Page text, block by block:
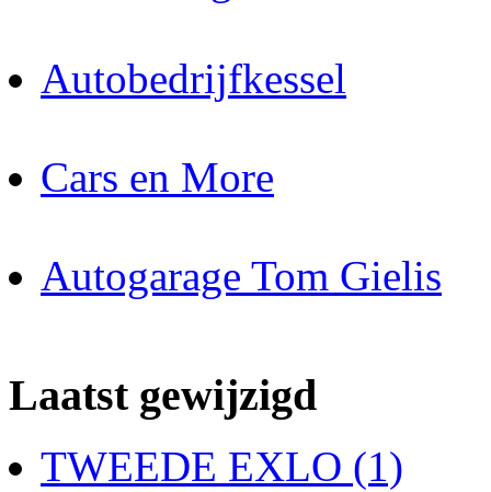
Autobedrijfkessel
Cars en More
Autogarage Tom Gielis
Laatst gewijzigd
TWEEDE EXLO (1)